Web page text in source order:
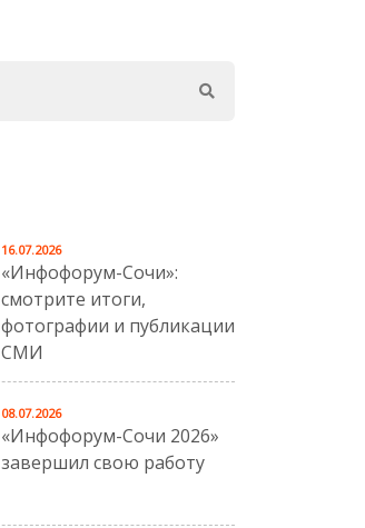
«Инфофорум-Сочи»:
смотрите итоги,
фотографии и публикации
СМИ
16.07.2026
«Инфофорум-Сочи 2026»
завершил свою работу
08.07.2026